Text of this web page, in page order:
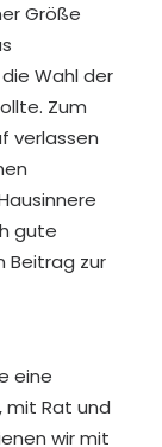
Größe
Wahl der
Zum
verlassen
gute
Beitrag zur
eine
mit Rat und
wir mit